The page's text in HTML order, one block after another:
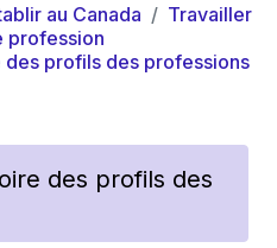
au Canada
Travailler
profession
profils des professions
des profils des